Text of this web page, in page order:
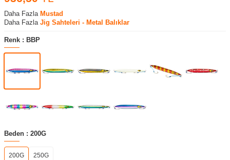
Daha Fazla Mustad
Daha Fazla Jig Sahteleri - Metal Balıklar
Renk : BBP
Beden : 200G
200G 250G